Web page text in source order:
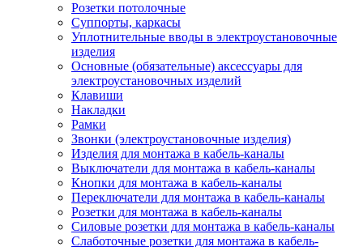
Розетки потолочные
Суппорты, каркасы
Уплотнительные вводы в электроустановочные
изделия
Основные (обязательные) аксессуары для
электроустановочных изделий
Клавиши
Накладки
Рамки
Звонки (электроустановочные изделия)
Изделия для монтажа в кабель-каналы
Выключатели для монтажа в кабель-каналы
Кнопки для монтажа в кабель-каналы
Переключатели для монтажа в кабель-каналы
Розетки для монтажа в кабель-каналы
Силовые розетки для монтажа в кабель-каналы
Слаботочные розетки для монтажа в кабель-